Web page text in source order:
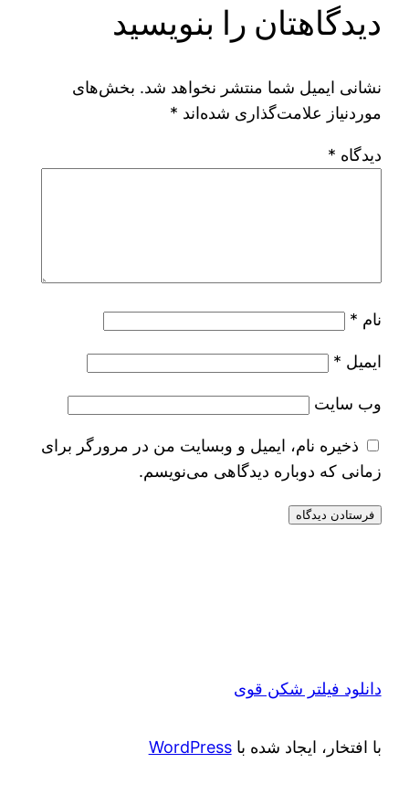
دیدگاهتان را بنویسید
نشانی ایمیل شما منتشر نخواهد شد. بخش‌های
موردنیاز علامت‌گذاری شده‌اند *
دیدگاه *
نام *
ایمیل *
وب‌ سایت
ذخیره نام، ایمیل و وبسایت من در مرورگر برای
زمانی که دوباره دیدگاهی می‌نویسم.
دانلود فیلتر شکن قوی
با افتخار، ایجاد شده باWordPress